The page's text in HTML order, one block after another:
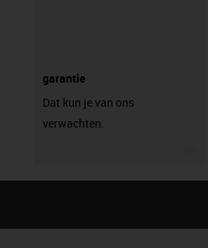
garantie
Dat kun je van ons
verwachten.